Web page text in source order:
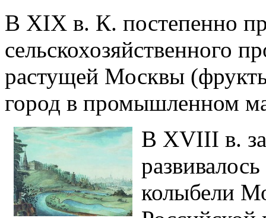
В XIX в. К. постепенно
сельскохозяйственного
растущей Москвы
город в промышленном
В XVIII в.
колыбели